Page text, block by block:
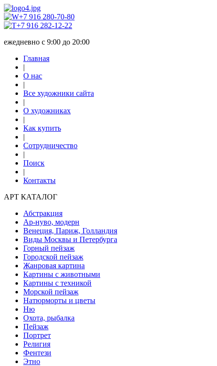
+7 916 280-70-80
+7 916 282-12-22
ежедневно с 9:00 до 20:00
Главная
|
О нас
|
Все художники сайта
|
О художниках
|
Как купить
|
Сотрудничество
|
Поиск
|
Контакты
АРТ КАТАЛОГ
Абстракция
Ар-нуво, модерн
Венеция, Париж, Голландия
Виды Москвы и Петербурга
Горный пейзаж
Городской пейзаж
Жанровая картина
Картины с животными
Картины с техникой
Морской пейзаж
Натюрморты и цветы
Ню
Охота, рыбалка
Пейзаж
Портрет
Религия
Фентези
Этно